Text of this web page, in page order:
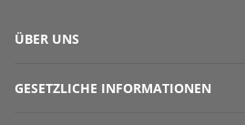
ÜBER UNS
GESETZLICHE INFORMATIONEN